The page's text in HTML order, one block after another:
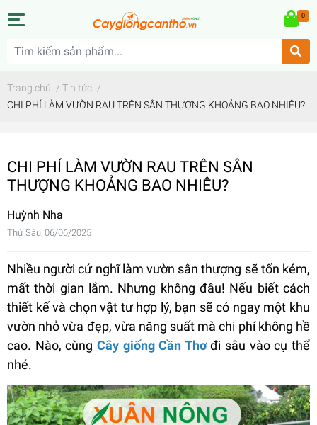
0
Trang chủ / Tin tức /
CHI PHÍ LÀM VƯỜN RAU TRÊN SÂN THƯỢNG KHOẢNG BAO NHIÊU?
CHI PHÍ LÀM VƯỜN RAU TRÊN SÂN
THƯỢNG KHOẢNG BAO NHIÊU?
Huỳnh Nha
Thứ Sáu, 06/06/2025
Nhiều người cứ nghĩ làm vườn sân thượng sẽ tốn kém,
mất thời gian lắm. Nhưng không đâu! Nếu biết cách
thiết kế và chọn vật tư hợp lý, bạn sẽ có ngay một khu
vườn nhỏ vừa đẹp, vừa năng suất mà chi phí không hề
cao. Nào, cùng Cây giống Cần Thơđi sâu vào cụ thể
nhé.